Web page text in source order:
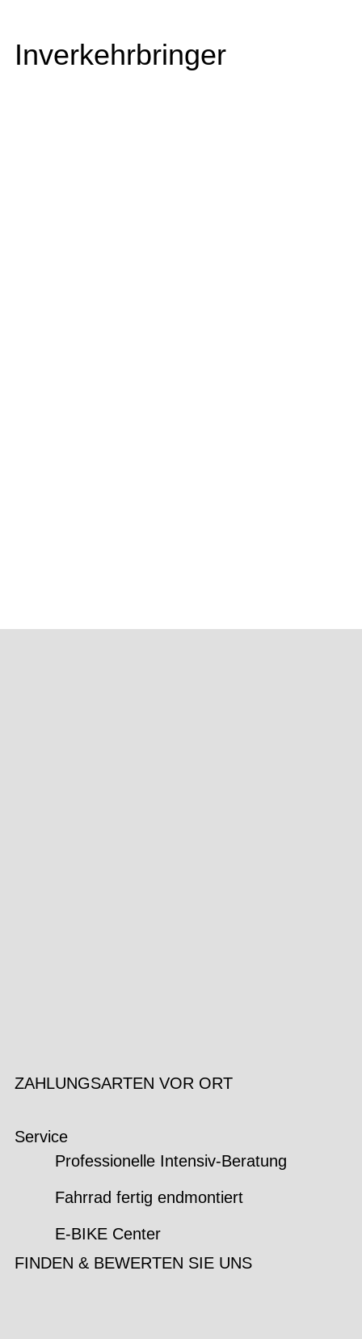
Inverkehrbringer
ZAHLUNGSARTEN VOR ORT
Service
Professionelle Intensiv-Beratung
Fahrrad fertig endmontiert
E-BIKE Center
FINDEN & BEWERTEN SIE UNS